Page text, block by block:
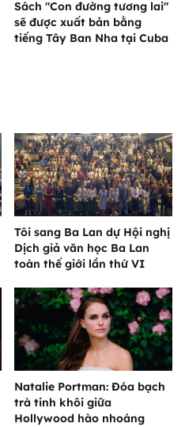
Sách "Con đường tương lai"
sẽ được xuất bản bằng
tiếng Tây Ban Nha tại Cuba
Tôi sang Ba Lan dự Hội nghị
Dịch giả văn học Ba Lan
toàn thế giới lần thứ VI
Natalie Portman: Đóa bạch
trà tinh khôi giữa
Hollywood hào nhoáng